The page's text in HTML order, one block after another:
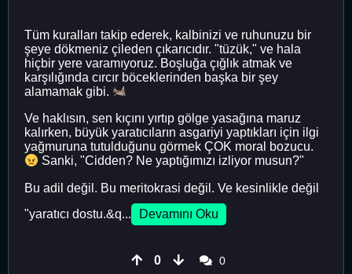
Tüm kuralları takip ederek, kalbinizi ve ruhunuzu bir
şeye dökmeniz çileden çıkarıcıdır. "tüzük," ve hala
hiçbir yere varamıyoruz. Boşluğa çığlık atmak ve
karşılığında cırcır böceklerinden başka bir şey
alamamak gibi.
Ve haklısın, sen kıçını yırtıp gölge yasağına maruz
kalırken, büyük yaratıcıların asgariyi yaptıkları için ilgi
yağmuruna tutulduğunu görmek ÇOK moral bozucu.
Sanki, "Cidden? Ne yaptığımızı izliyor musun?"
Bu adil değil. Bu meritokrasi değil. Ve kesinlikle değil
"yaratıcı dostu.&q...
Devamını Oku
0
0